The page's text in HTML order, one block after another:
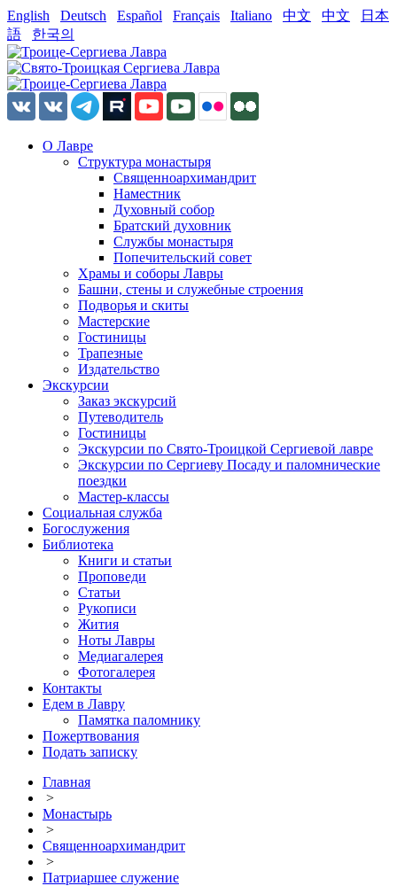
English Deutsch Español Français Italiano 中文 中文
日本
語
한국의
О Лавре
Структура монастыря
Священноархимандрит
Наместник
Духовный собор
Братский духовник
Службы монастыря
Попечительский совет
Храмы и соборы Лавры
Башни, стены и служебные строения
Подворья и скиты
Мастерские
Гостиницы
Трапезные
Издательство
Экскурсии
Заказ экскурсий
Путеводитель
Гостиницы
Экскурсии по Свято-Троицкой Сергиевой лавре
Экскурсии по Сергиеву Посаду и паломнические
поездки
Мастер-классы
Социальная служба
Богослужения
Библиотека
Книги и статьи
Проповеди
Статьи
Рукописи
Жития
Ноты Лавры
Медиагалерея
Фотогалерея
Контакты
Едем в Лавру
Памятка паломнику
Пожертвования
Подать записку
Главная
>
Монастырь
>
Священноархимандрит
>
Патриаршее служение